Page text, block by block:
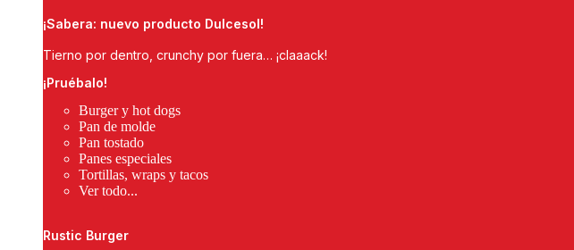
¡Sabera: nuevo producto Dulcesol!
Tierno por dentro, crunchy por fuera… ¡claaack!
¡Pruébalo!
Burger y hot dogs
Pan de molde
Pan tostado
Panes especiales
Tortillas, wraps y tacos
Ver todo...
Rustic Burger